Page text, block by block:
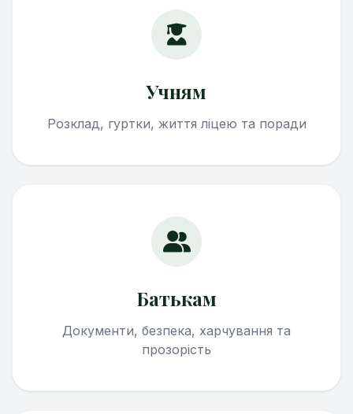
Учням
Розклад, гуртки, життя ліцею та поради
Батькам
Документи, безпека, харчування та
прозорість